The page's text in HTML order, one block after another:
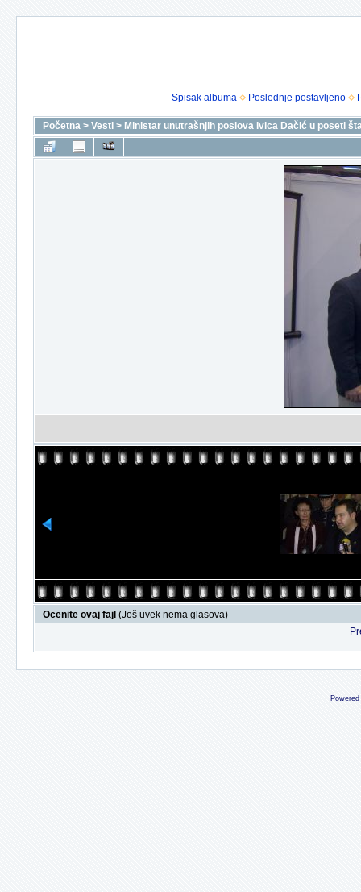
Spisak albuma Poslednje postavljeno
Početna > Vesti > Ministar unutrašnjih poslova Ivica Dačić u poseti
Ocenite ovaj fajl (Još uvek nema glasova)